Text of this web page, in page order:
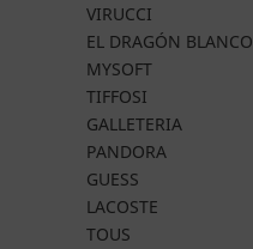
VIRUCCI
EL DRAGÓN BLANCO
MYSOFT
TIFFOSI
GALLETERIA
PANDORA
GUESS
LACOSTE
TOUS